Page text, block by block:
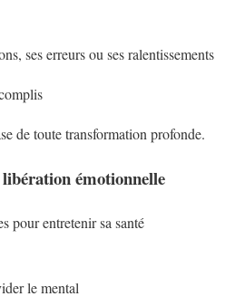
ses erreurs ou ses ralentissements
de toute transformation profonde.
émotionnelle
pour entretenir sa santé
le mental